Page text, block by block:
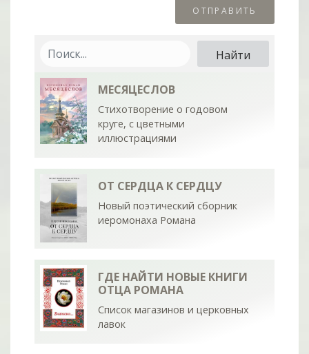
МЕСЯЦЕСЛОВ
Стихотворение о годовом
круге, с цветными
иллюстрациями
ОТ СЕРДЦА К СЕРДЦУ
Новый поэтический сборник
иеромонаха Романа
ГДЕ НАЙТИ НОВЫЕ КНИГИ
ОТЦА РОМАНА
Список магазинов и церковных
лавок